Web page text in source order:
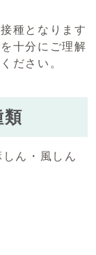
種となります
十分にご理解
ださい。
類
ん・風しん